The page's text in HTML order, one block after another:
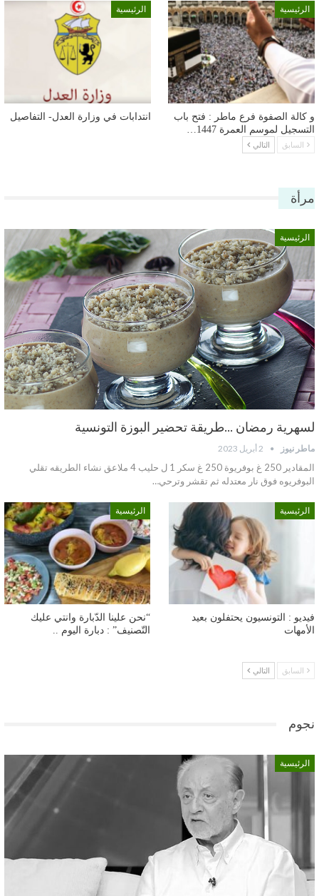
الرئيسية
و كالة الصفوة فرع ماطر : فتح باب
التسجيل لموسم العمرة 1447…
الرئيسية
انتدابات في وزارة العدل- التفاصيل
السابق التالي
مرأة
الرئيسية
لسهرية رمضان …طريقة تحضير البوزة التونسية
ماطر نيوز 2 أبريل 2023
المقادير 250 غ بوفريوة 250 غ سكر 1 ل حليب 4 ملاعق نشاء الطريقه تقلي
البوفريوه فوق نار معتدله ثم تقشر وترحي…
الرئيسية
فيديو : التونسيون يحتفلون بعيد
الأمهات
الرئيسية
“نحن علينا الدّبارة وانتي عليك
التّصنيف” : دبارة اليوم ..
السابق التالي
نجوم
الرئيسية